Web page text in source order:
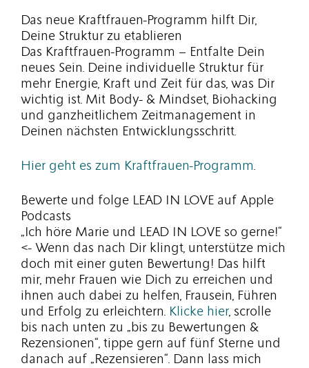
Das neue Kraftfrauen-Programm hilft Dir,
Deine Struktur zu etablieren
Das Kraftfrauen-Programm – Entfalte Dein
neues Sein. Deine individuelle Struktur für
mehr Energie, Kraft und Zeit für das, was Dir
wichtig ist. Mit Body- & Mindset, Biohacking
und ganzheitlichem Zeitmanagement in
Deinen nächsten Entwicklungsschritt.
Hier geht es zum Kraftfrauen-Programm.
Bewerte und folge LEAD IN LOVE auf Apple
Podcasts
„Ich höre Marie und LEAD IN LOVE so gerne!“
<- Wenn das nach Dir klingt, unterstütze mich
doch mit einer guten Bewertung! Das hilft
mir, mehr Frauen wie Dich zu erreichen und
ihnen auch dabei zu helfen, Frausein, Führen
und Erfolg zu erleichtern. Klicke hier, scrolle
bis nach unten zu „bis zu Bewertungen &
Rezensionen“, tippe gern auf fünf Sterne und
danach auf „Rezensieren“. Dann lass mich